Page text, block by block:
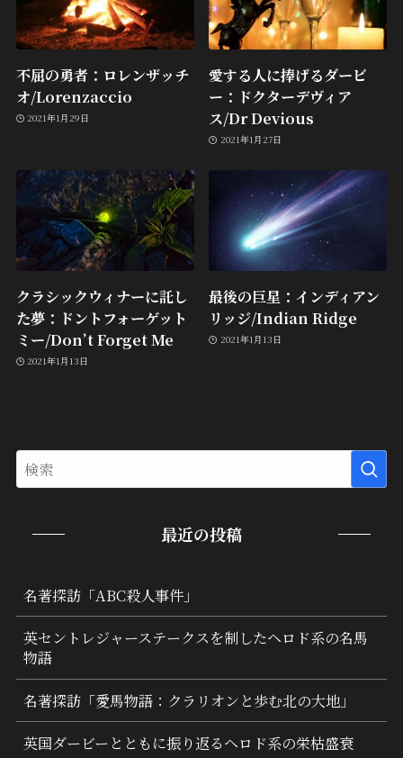
不屈の勇者：ロレンザッチ
オ/Lorenzaccio
2021年1月29日
愛する人に捧げるダービ
ー：ドクターデヴィア
ス/Dr Devious
2021年1月27日
クラシックウィナーに託し
た夢：ドントフォーゲット
ミー/Don’t Forget Me
2021年1月13日
最後の巨星：インディアン
リッジ/Indian Ridge
2021年1月13日
最近の投稿
名著探訪「ABC殺人事件」
英セントレジャーステークスを制したヘロド系の名馬
物語
名著探訪「愛馬物語：クラリオンと歩む北の大地」
英国ダービーとともに振り返るヘロド系の栄枯盛衰